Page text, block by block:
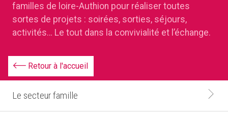
familles de loire-Authion pour réaliser toutes
sortes de projets : soirées, sorties, séjours,
activités… Le tout dans la convivialité et l’échange.
Retour à l'accueil
Le secteur famille